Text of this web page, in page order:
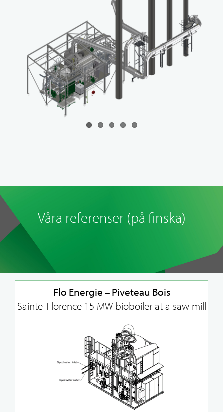
Våra referenser (på finska)
Flo Energie – Piveteau Bois
Sainte-Florence 15 MW bioboiler at a saw mill